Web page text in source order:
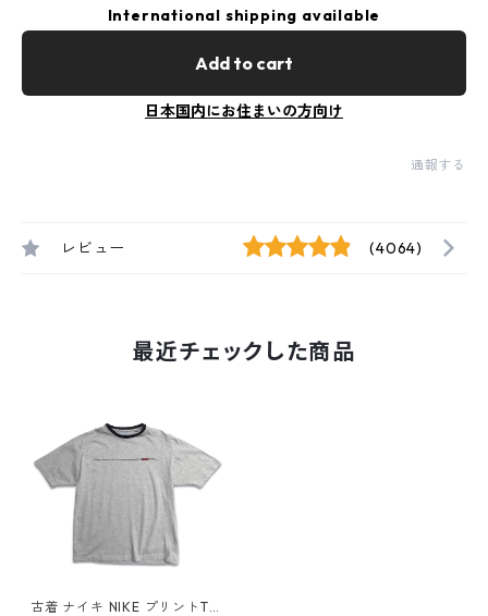
International shipping available
Add to cart
日本国内にお住まいの方向け
通報する
レビュー (4064)
最近チェックした商品
古着 ナイキ NIKE プリントTシ